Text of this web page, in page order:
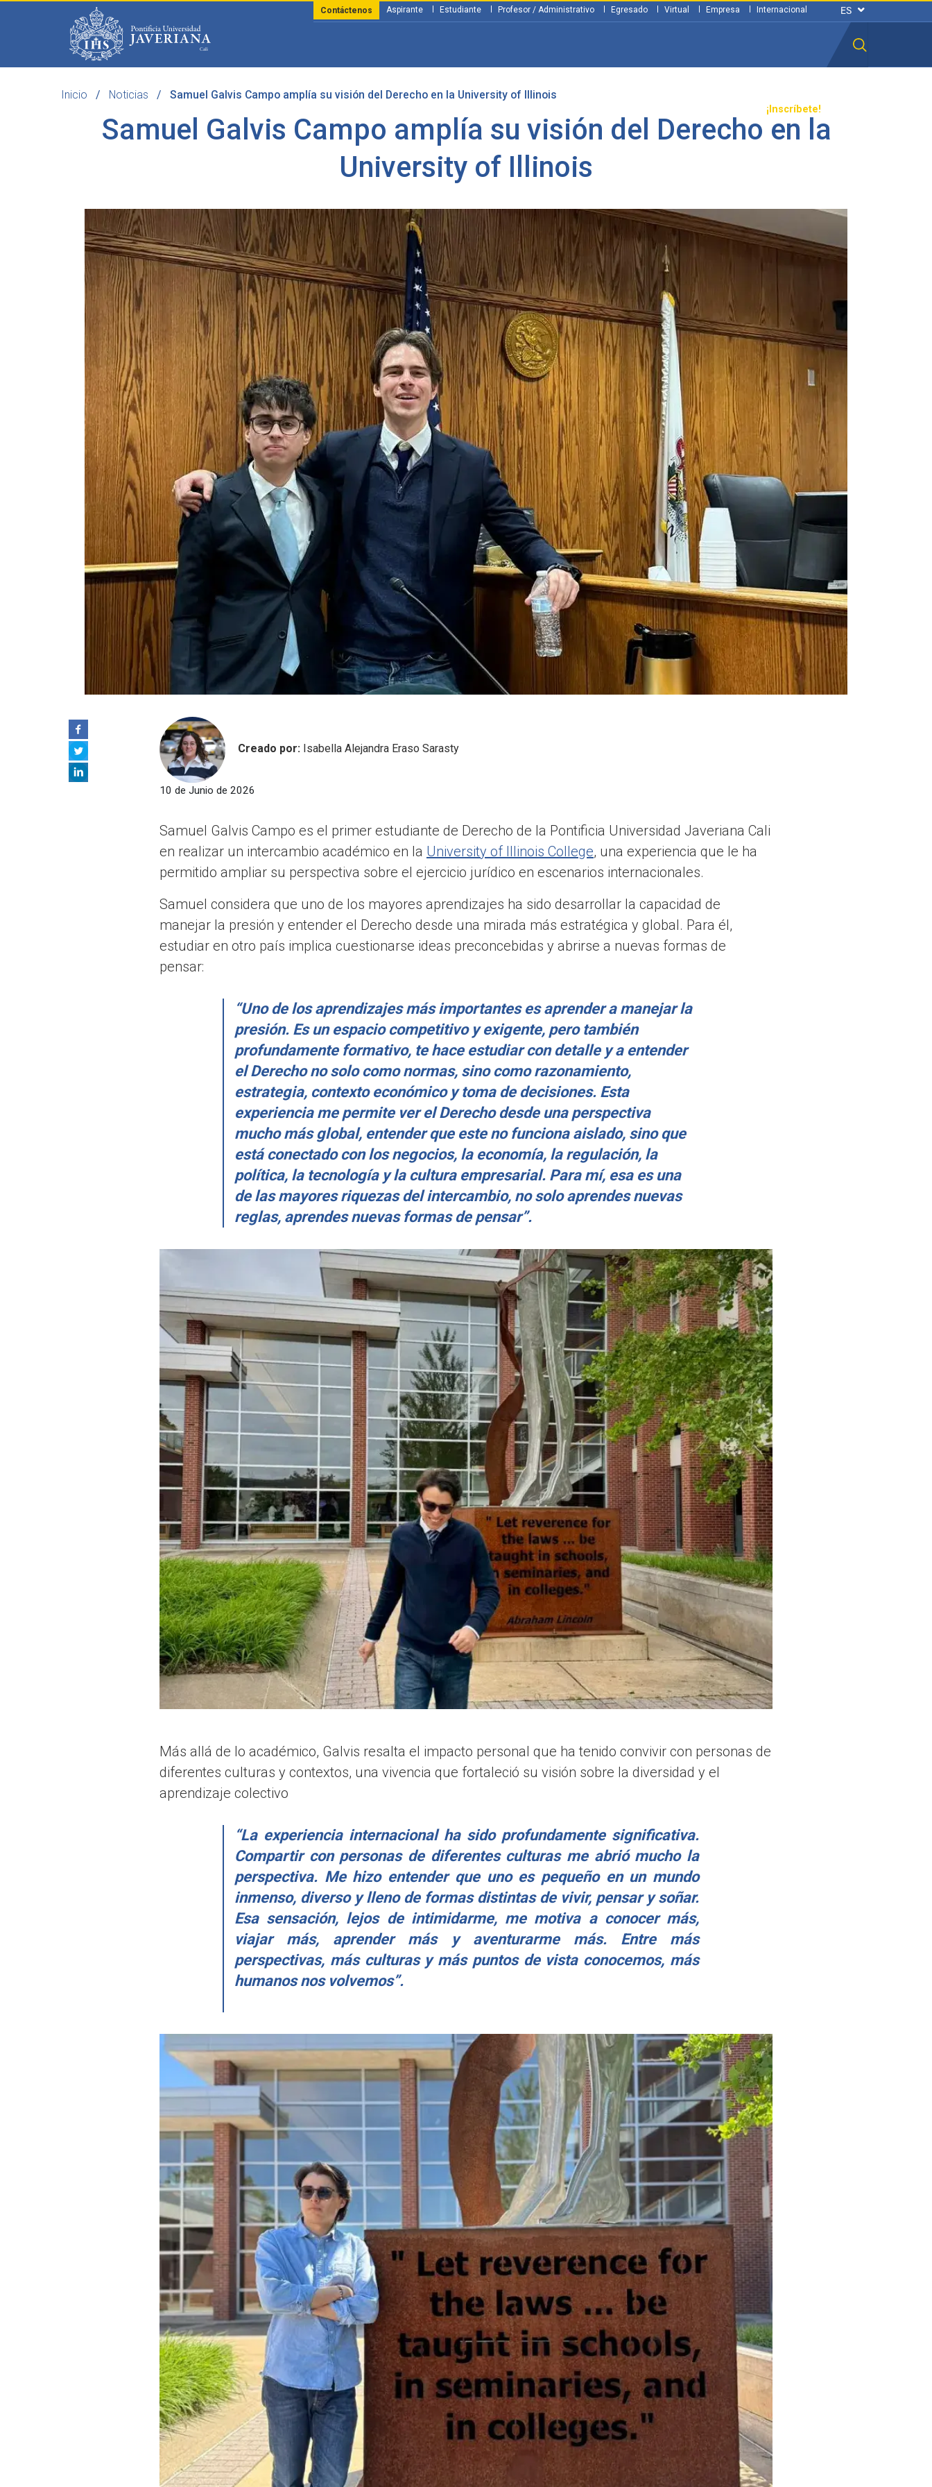
¡Inscríbete!
Aspirante Estudiante Profesor / Administrativo Egresado Virtual Empresa Internacional
Contáctenos
Inicio Noticias Samuel Galvis Campo amplía su visión del Derecho en la University of Illinois
Samuel Galvis Campo amplía su visión del Derecho en la
University of Illinois
Creado por: Isabella Alejandra Eraso Sarasty
10 de Junio de 2026
Samuel Galvis Campo es el primer estudiante de Derecho de la Pontificia Universidad Javeriana Cali
en realizar un intercambio académico en la University of Illinois College, una experiencia que le ha
permitido ampliar su perspectiva sobre el ejercicio jurídico en escenarios internacionales.
Samuel considera que uno de los mayores aprendizajes ha sido desarrollar la capacidad de
manejar la presión y entender el Derecho desde una mirada más estratégica y global. Para él,
estudiar en otro país implica cuestionarse ideas preconcebidas y abrirse a nuevas formas de
pensar:
“Uno de los aprendizajes más importantes es aprender a manejar la
presión. Es un espacio competitivo y exigente, pero también
profundamente formativo, te hace estudiar con detalle y a entender
el Derecho no solo como normas, sino como razonamiento,
estrategia, contexto económico y toma de decisiones. Esta
experiencia me permite ver el Derecho desde una perspectiva
mucho más global, entender que este no funciona aislado, sino que
está conectado con los negocios, la economía, la regulación, la
política, la tecnología y la cultura empresarial. Para mí, esa es una
de las mayores riquezas del intercambio, no solo aprendes nuevas
reglas, aprendes nuevas formas de pensar”.
Más allá de lo académico, Galvis resalta el impacto personal que ha tenido convivir con personas de
diferentes culturas y contextos, una vivencia que fortaleció su visión sobre la diversidad y el
aprendizaje colectivo
“La experiencia internacional ha sido profundamente significativa.
Compartir con personas de diferentes culturas me abrió mucho la
perspectiva. Me hizo entender que uno es pequeño en un mundo
inmenso, diverso y lleno de formas distintas de vivir, pensar y soñar.
Esa sensación, lejos de intimidarme, me motiva a conocer más,
viajar más, aprender más y aventurarme más. Entre más
perspectivas, más culturas y más puntos de vista conocemos, más
humanos nos volvemos”.